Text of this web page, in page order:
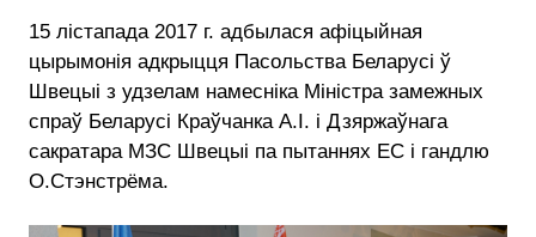
15 лістапада 2017 г. адбылася афіцыйная
цырымонія адкрыцця Пасольства Беларусі ў
Швецыі з удзелам намесніка Міністра замежных
спраў Беларусі Краўчанка А.І. і Дзяржаўнага
сакратара МЗС Швецыі па пытаннях ЕС і гандлю
О.Стэнстрёма.